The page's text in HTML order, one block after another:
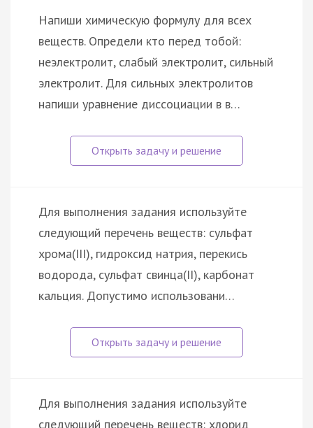
Напиши химическую формулу для всех
веществ. Определи кто перед тобой:
неэлектролит, слабый электролит, сильный
электролит. Для сильных электролитов
напиши уравнение диссоциации в в…
Для выполнения задания используйте
следующий перечень веществ: сульфат
хрома(III), гидроксид натрия, перекись
водорода, сульфат свинца(II), карбонат
кальция. Допустимо использовани…
Для выполнения задания используйте
следующий перечень веществ: хлорид